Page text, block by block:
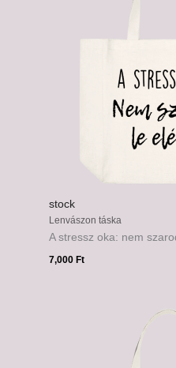
stock
Lenvászon táska
A stressz oka: nem
7,000Ft